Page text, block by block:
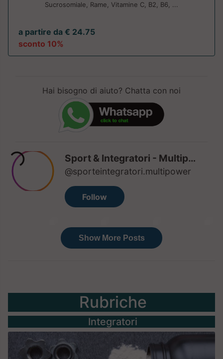
Sucrosomiale, Rame, Vitamine C, B2, B6, ...
a partire da € 24.75
sconto 10%
Hai bisogno di aiuto? Chatta con noi
Rubriche
Integratori